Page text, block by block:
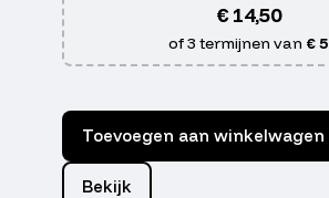
€14,50
of 3 termijnen van € 5
Toevoegen aan winkelwagen
Bekijk